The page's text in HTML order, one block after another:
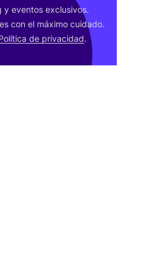
y even­tos exclu­si­vos.
con el máxi­mo cui­da­do.
de pri­va­ci­dad.